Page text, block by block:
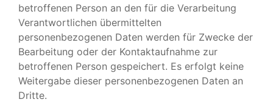
betroffenen Person an den für die Verarbeitung
Verantwortlichen übermittelten
personenbezogenen Daten werden für Zwecke der
Bearbeitung oder der Kontaktaufnahme zur
betroffenen Person gespeichert. Es erfolgt keine
Weitergabe dieser personenbezogenen Daten an
Dritte.